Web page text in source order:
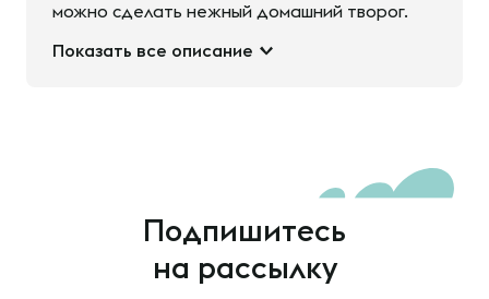
можно сделать нежный домашний творог.
Показать все описание
Подпишитесь
на рассылку